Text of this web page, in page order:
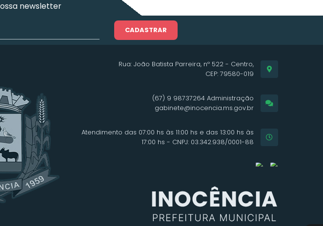
newsletter
CADASTRAR
Rua: João Batista Parreira, nº 522 - Centro,
CEP: 79580-019
(67) 9 98737264 Administração
gabinete@inocencia.ms.gov.br
Atendimento das 07:00 hs às 11:00 hs e das 13:00 hs às
17:00 hs - CNPJ: 03.342.938/0001-88